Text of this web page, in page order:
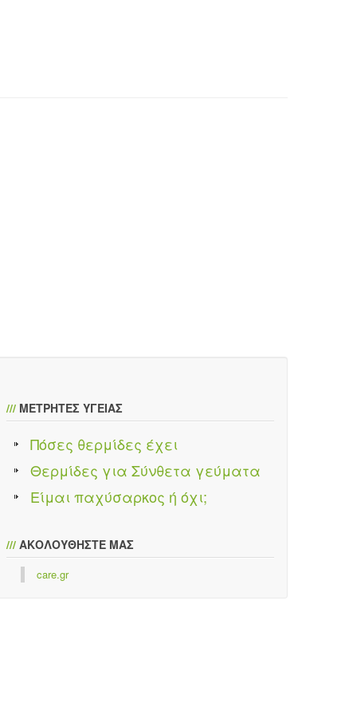
/// ΜΕΤΡΗΤΕΣ ΥΓΕΙΑΣ
Πόσες θερμίδες έχει
Θερμίδες για Σύνθετα γεύματα
Είμαι παχύσαρκος ή όχι;
/// ΑΚΟΛΟΥΘΗΣΤΕ ΜΑΣ
care.gr